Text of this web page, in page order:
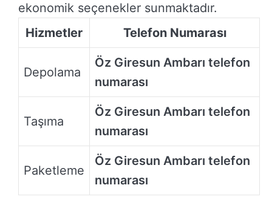
ekonomik seçenekler sunmaktadır.
Hizmetler
Telefon Numarası
Depolama
Öz Giresun Ambarı telefon
numarası
Taşıma
Öz Giresun Ambarı telefon
numarası
Paketleme
Öz Giresun Ambarı telefon
numarası